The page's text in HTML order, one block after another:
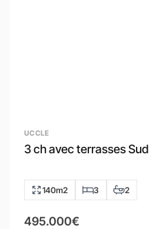
UCCLE
3 ch avec terrasses Sud
140m2 3 2
495.000€